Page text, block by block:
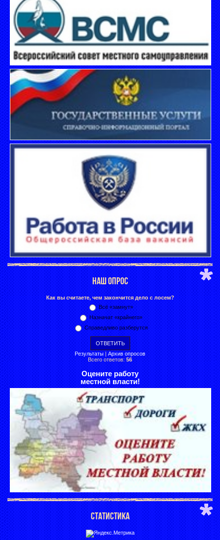
НАШ ОПРОС
Как вы считаете, чем закончится дело с лосем?
Всё «замнут»
Назначат «крайнего»
Справедливо разберутся
Результаты | Архив опросов
Всего ответов: 56
Оцените работу
местной власти!
СТАТИСТИКА